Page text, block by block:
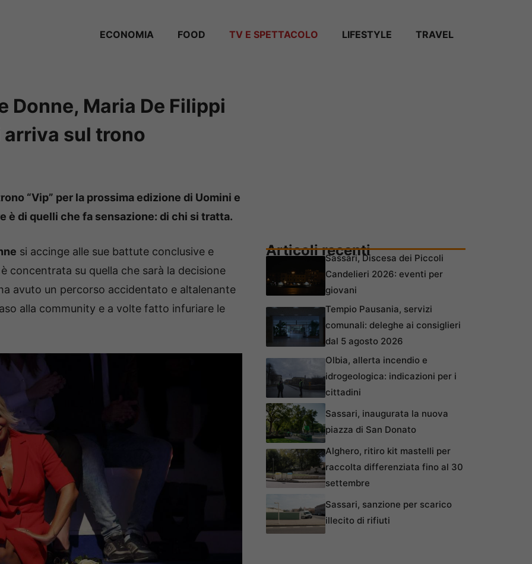
ECONOMIA FOOD TV E SPETTACOLO LIFESTYLE TRAVEL
Donne, Maria De Filippi
arriva sul trono
“Vip” per la prossima edizione di Uomini e
è di quelli che fa sensazione: di chi si tratta.
si accinge alle sue battute conclusive e
concentrata su quella che sarà la decisione
avuto un percorso accidentato e altalenante
alla community e a volte fatto infuriare le
Articoli recentiSassari, Discesa dei Piccoli
Candelieri 2026: eventi per
giovani
Tempio Pausania, servizi
comunali: deleghe ai consiglieri
dal 5 agosto 2026
Olbia, allerta incendio e
idrogeologica: indicazioni per i
cittadini
Sassari, inaugurata la nuova
piazza di San Donato
Alghero, ritiro kit mastelli per
raccolta differenziata fino al 30
settembre
Sassari, sanzione per scarico
illecito di rifiuti